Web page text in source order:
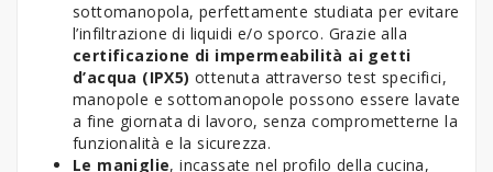
sottomanopola, perfettamente studiata per evitare
l’infiltrazione di liquidi e/o sporco. Grazie alla
certificazione di impermeabilità ai getti
d’acqua (IPX5) ottenuta attraverso test specifici,
manopole e sottomanopole possono essere lavate
a fine giornata di lavoro, senza comprometterne la
funzionalità e la sicurezza.
Le maniglie, incassate nel profilo della cucina,